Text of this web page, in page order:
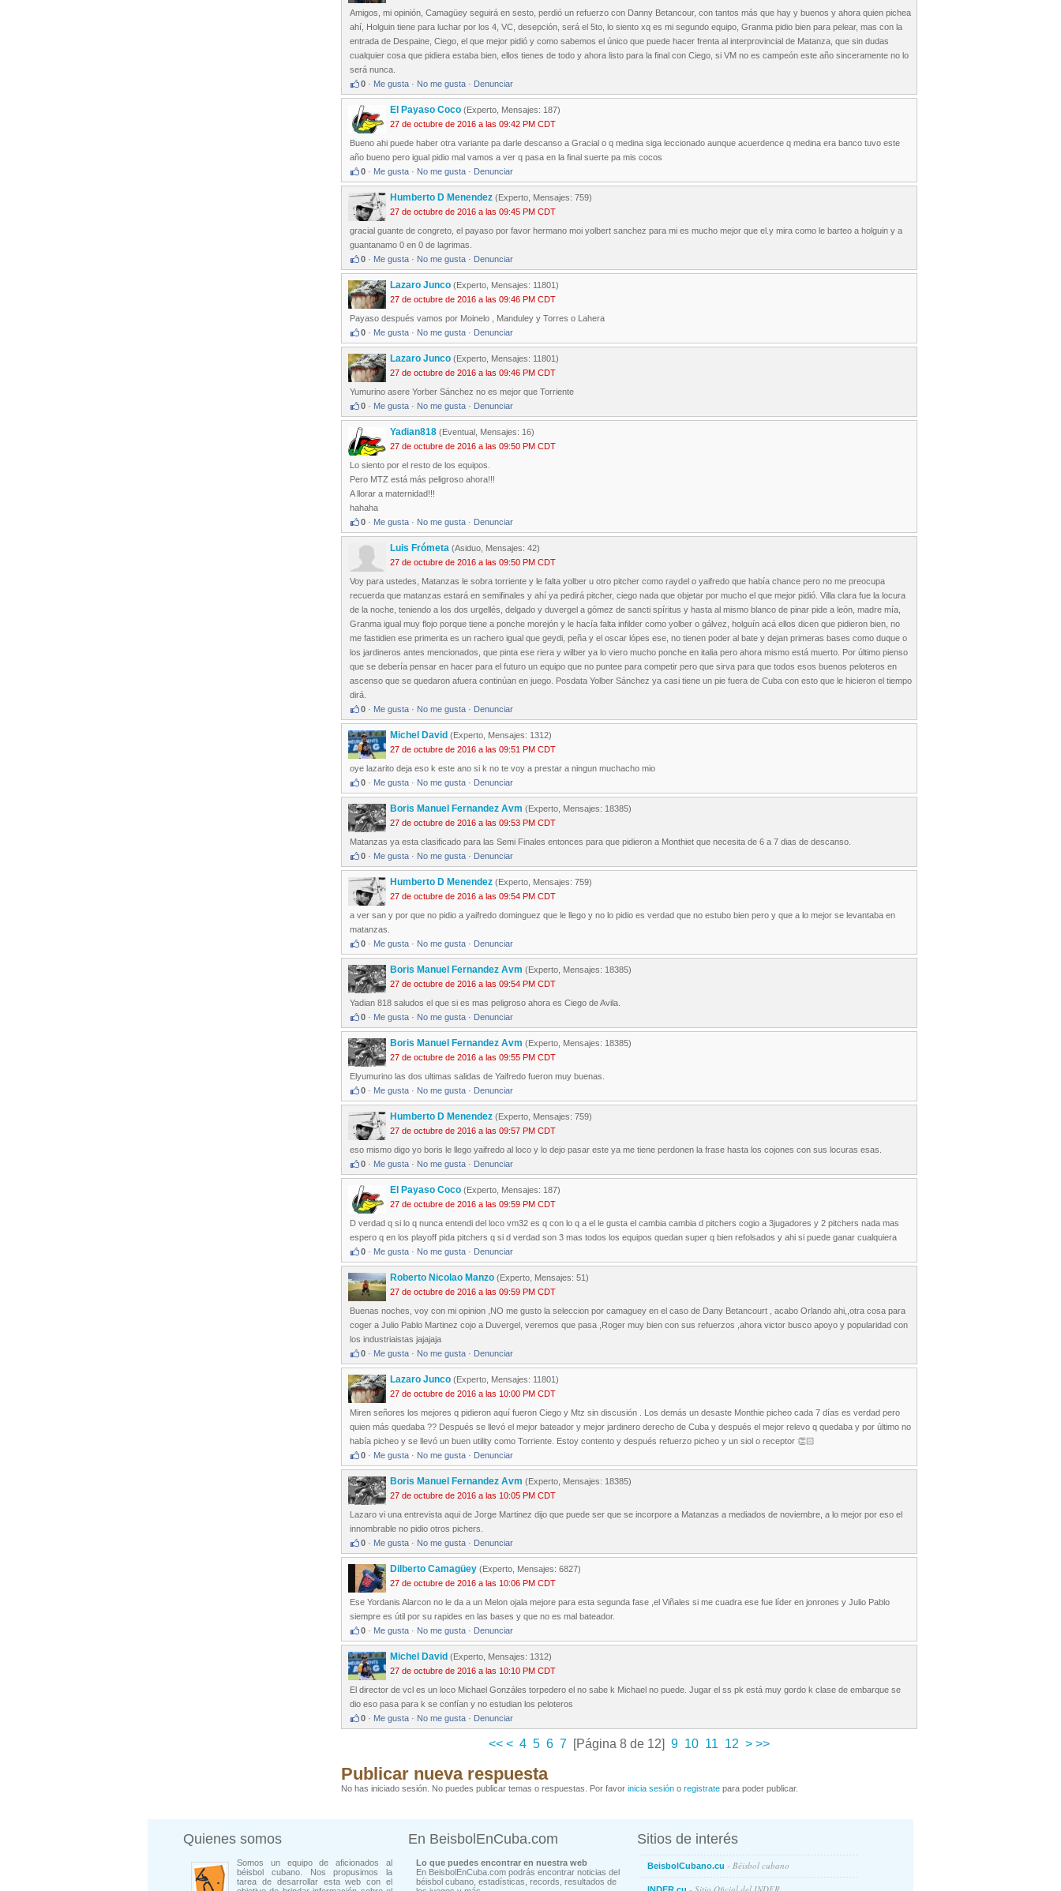
Amigos, mi opinión, Camagüey seguirá en sesto, perdió un refuerzo con Danny Betancour, con tantos más que hay y buenos y ahora quien pichea
ahí, Holguin tiene para luchar por los 4, VC, desepción, será el 5to, lo siento xq es mi segundo equipo, Granma pidio bien para pelear, mas con la
entrada de Despaine, Ciego, el que mejor pidió y como sabemos el único que puede hacer frenta al interprovincial de Matanza, que sin dudas
cualquier cosa que pidiera estaba bien, ellos tienes de todo y ahora listo para la final con Ciego, si VM no es campeón este año sinceramente no lo
será nunca.
0 · Me gusta · No me gusta · Denunciar
El Payaso Coco (Experto, Mensajes: 187)
27 de octubre de 2016 a las 09:42 PM CDT
Bueno ahi puede haber otra variante pa darle descanso a Gracial o q medina siga leccionado aunque acuerdence q medina era banco tuvo este
año bueno pero igual pidio mal vamos a ver q pasa en la final suerte pa mis cocos
0 · Me gusta · No me gusta · Denunciar
Humberto D Menendez (Experto, Mensajes: 759)
27 de octubre de 2016 a las 09:45 PM CDT
gracial guante de congreto, el payaso por favor hermano moi yolbert sanchez para mi es mucho mejor que el.y mira como le barteo a holguin y a
guantanamo 0 en 0 de lagrimas.
0 · Me gusta · No me gusta · Denunciar
Lazaro Junco (Experto, Mensajes: 11801)
27 de octubre de 2016 a las 09:46 PM CDT
Payaso después vamos por Moinelo , Manduley y Torres o Lahera
0 · Me gusta · No me gusta · Denunciar
Lazaro Junco (Experto, Mensajes: 11801)
27 de octubre de 2016 a las 09:46 PM CDT
Yumurino asere Yorber Sánchez no es mejor que Torriente
0 · Me gusta · No me gusta · Denunciar
Yadian818 (Eventual, Mensajes: 16)
27 de octubre de 2016 a las 09:50 PM CDT
Lo siento por el resto de los equipos.
Pero MTZ está más peligroso ahora!!!
A llorar a maternidad!!!
hahaha
0 · Me gusta · No me gusta · Denunciar
Luis Frómeta (Asiduo, Mensajes: 42)
27 de octubre de 2016 a las 09:50 PM CDT
Voy para ustedes, Matanzas le sobra torriente y le falta yolber u otro pitcher como raydel o yaifredo que había chance pero no me preocupa
recuerda que matanzas estará en semifinales y ahí ya pedirá pitcher, ciego nada que objetar por mucho el que mejor pidió. Villa clara fue la locura
de la noche, teniendo a los dos urgellés, delgado y duvergel a gómez de sancti spíritus y hasta al mismo blanco de pinar pide a león, madre mía,
Granma igual muy flojo porque tiene a ponche morejón y le hacía falta infilder como yolber o gálvez, holguín acá ellos dicen que pidieron bien, no
me fastidien ese primerita es un rachero igual que geydi, peña y el oscar lópes ese, no tienen poder al bate y dejan primeras bases como duque o
los jardineros antes mencionados, que pinta ese riera y wilber ya lo viero mucho ponche en italia pero ahora mismo está muerto. Por último pienso
que se debería pensar en hacer para el futuro un equipo que no puntee para competir pero que sirva para que todos esos buenos peloteros en
ascenso que se quedaron afuera continúan en juego. Posdata Yolber Sánchez ya casi tiene un pie fuera de Cuba con esto que le hicieron el tiempo
dirá.
0 · Me gusta · No me gusta · Denunciar
Michel David (Experto, Mensajes: 1312)
27 de octubre de 2016 a las 09:51 PM CDT
oye lazarito deja eso k este ano si k no te voy a prestar a ningun muchacho mio
0 · Me gusta · No me gusta · Denunciar
Boris Manuel Fernandez Avm (Experto, Mensajes: 18385)
27 de octubre de 2016 a las 09:53 PM CDT
Matanzas ya esta clasificado para las Semi Finales entonces para que pidieron a Monthiet que necesita de 6 a 7 dias de descanso.
0 · Me gusta · No me gusta · Denunciar
Humberto D Menendez (Experto, Mensajes: 759)
27 de octubre de 2016 a las 09:54 PM CDT
a ver san y por que no pidio a yaifredo dominguez que le llego y no lo pidio es verdad que no estubo bien pero y que a lo mejor se levantaba en
matanzas.
0 · Me gusta · No me gusta · Denunciar
Boris Manuel Fernandez Avm (Experto, Mensajes: 18385)
27 de octubre de 2016 a las 09:54 PM CDT
Yadian 818 saludos el que si es mas peligroso ahora es Ciego de Avila.
0 · Me gusta · No me gusta · Denunciar
Boris Manuel Fernandez Avm (Experto, Mensajes: 18385)
27 de octubre de 2016 a las 09:55 PM CDT
Elyumurino las dos ultimas salidas de Yaifredo fueron muy buenas.
0 · Me gusta · No me gusta · Denunciar
Humberto D Menendez (Experto, Mensajes: 759)
27 de octubre de 2016 a las 09:57 PM CDT
eso mismo digo yo boris le llego yaifredo al loco y lo dejo pasar este ya me tiene perdonen la frase hasta los cojones con sus locuras esas.
0 · Me gusta · No me gusta · Denunciar
El Payaso Coco (Experto, Mensajes: 187)
27 de octubre de 2016 a las 09:59 PM CDT
D verdad q si lo q nunca entendi del loco vm32 es q con lo q a el le gusta el cambia cambia d pitchers cogio a 3jugadores y 2 pitchers nada mas
espero q en los playoff pida pitchers q si d verdad son 3 mas todos los equipos quedan super q bien refolsados y ahi si puede ganar cualquiera
0 · Me gusta · No me gusta · Denunciar
Roberto Nicolao Manzo (Experto, Mensajes: 51)
27 de octubre de 2016 a las 09:59 PM CDT
Buenas noches, voy con mi opinion ,NO me gusto la seleccion por camaguey en el caso de Dany Betancourt , acabo Orlando ahi,,otra cosa para
coger a Julio Pablo Martinez cojo a Duvergel, veremos que pasa ,Roger muy bien con sus refuerzos ,ahora victor busco apoyo y popularidad con
los industriaistas jajajaja
0 · Me gusta · No me gusta · Denunciar
Lazaro Junco (Experto, Mensajes: 11801)
27 de octubre de 2016 a las 10:00 PM CDT
Miren señores los mejores q pidieron aquí fueron Ciego y Mtz sin discusión . Los demás un desaste Monthie picheo cada 7 días es verdad pero
quien más quedaba ?? Después se llevó el mejor bateador y mejor jardinero derecho de Cuba y después el mejor relevo q quedaba y por último no
había picheo y se llevó un buen utility como Torriente. Estoy contento y después refuerzo picheo y un siol o receptor 👏🏻
0 · Me gusta · No me gusta · Denunciar
Boris Manuel Fernandez Avm (Experto, Mensajes: 18385)
27 de octubre de 2016 a las 10:05 PM CDT
Lazaro vi una entrevista aqui de Jorge Martinez dijo que puede ser que se incorpore a Matanzas a mediados de noviembre, a lo mejor por eso el
innombrable no pidio otros pichers.
0 · Me gusta · No me gusta · Denunciar
Dilberto Camagüey (Experto, Mensajes: 6827)
27 de octubre de 2016 a las 10:06 PM CDT
Ese Yordanis Alarcon no le da a un Melon ojala mejore para esta segunda fase ,el Viñales si me cuadra ese fue líder en jonrones y Julio Pablo
siempre es útil por su rapides en las bases y que no es mal bateador.
0 · Me gusta · No me gusta · Denunciar
Michel David (Experto, Mensajes: 1312)
27 de octubre de 2016 a las 10:10 PM CDT
El director de vcl es un loco Michael Gonzáles torpedero el no sabe k Michael no puede. Jugar el ss pk está muy gordo k clase de embarque se
dio eso pasa para k se confían y no estudian los peloteros
0 · Me gusta · No me gusta · Denunciar
<< < 4 5 6 7 [Página 8 de 12] 9 10 11 12 > >>
Publicar nueva respuesta
No has iniciado sesión. No puedes publicar temas o respuestas. Por favor inicia sesión o registrate para poder publicar.
Quienes somos
Somos un equipo de aficionados al
béisbol cubano. Nos propusimos la
tarea de desarrollar esta web con el
En BeisbolEnCuba.com
Lo que puedes encontrar en nuestra web
En BeisbolEnCuba.com podrás encontrar noticias del
béisbol cubano, estadísticas, records, resultados de
Sitios de interés
BeisbolCubano.cu - Béisbol cubano